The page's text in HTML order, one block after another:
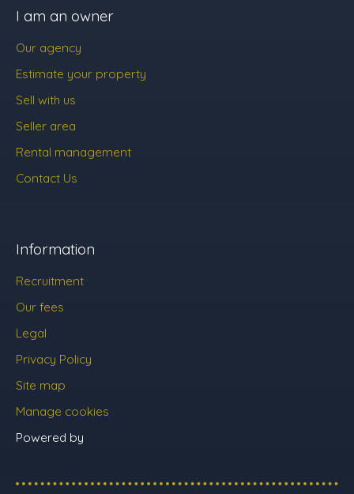
I am an owner
Our agency
Estimate your property
Sell with us
Seller area
Rental management
Contact Us
Information
Recruitment
Our fees
Legal
Privacy Policy
Site map
Manage cookies
Powered by